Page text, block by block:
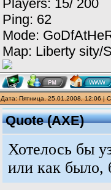
Players: 15/ 200
Ping: 62
Mode:
Map: Liberty sity/
Дата: Пятница, 25.01.2008, 12:06 |
Quote(AXE)
Хотелось бы
или как было,